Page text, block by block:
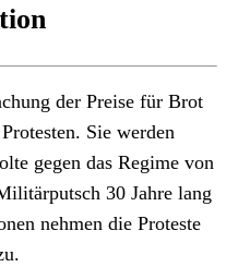
der Preise für Brot
Sie werden
gegen das Regime von
30 Jahre lang
nehmen die Proteste